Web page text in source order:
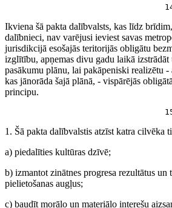
Ikviena šā pakta dalībvalsts, kas līdz
dalībnieci, nav varējusi ieviest savas
jurisdikcijā esošajās teritorijās obligātu
izglītību, apņemas divu gadu laikā izstrādāt
pasākumu plānu, lai pakāpeniski realizētu -
kas jānorāda šajā plānā, - vispārējās
principu.
1. Šā pakta dalībvalstis atzīst katra cilvēka
a) piedalīties kultūras dzīvē;
b) izmantot zinātnes progresa rezultātus un
pielietošanas augļus;
c) baudīt morālo un materiālo interešu